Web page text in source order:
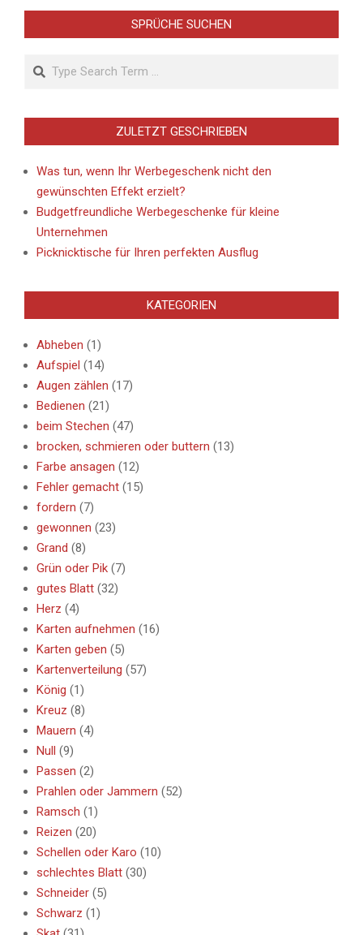
SPRÜCHE SUCHEN
Search
ZULETZT GESCHRIEBEN
Was tun, wenn Ihr Werbegeschenk nicht den
gewünschten Effekt erzielt?
Budgetfreundliche Werbegeschenke für kleine
Unternehmen
Picknicktische für Ihren perfekten Ausflug
KATEGORIEN
Abheben (1)
Aufspiel (14)
Augen zählen (17)
Bedienen (21)
beim Stechen (47)
brocken, schmieren oder buttern (13)
Farbe ansagen (12)
Fehler gemacht (15)
fordern (7)
gewonnen (23)
Grand (8)
Grün oder Pik (7)
gutes Blatt (32)
Herz (4)
Karten aufnehmen (16)
Karten geben (5)
Kartenverteilung (57)
König (1)
Kreuz (8)
Mauern (4)
Null (9)
Passen (2)
Prahlen oder Jammern (52)
Ramsch (1)
Reizen (20)
Schellen oder Karo (10)
schlechtes Blatt (30)
Schneider (5)
Schwarz (1)